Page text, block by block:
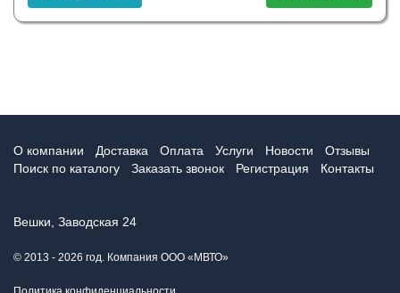
О компании Доставка Оплата Услуги Новости
Отзывы
Поиск по каталогу
Заказать звонок Регистрация Контакты
Вешки, Заводская 24
© 2013 - 2026 год. Компания ООО «МВТО»